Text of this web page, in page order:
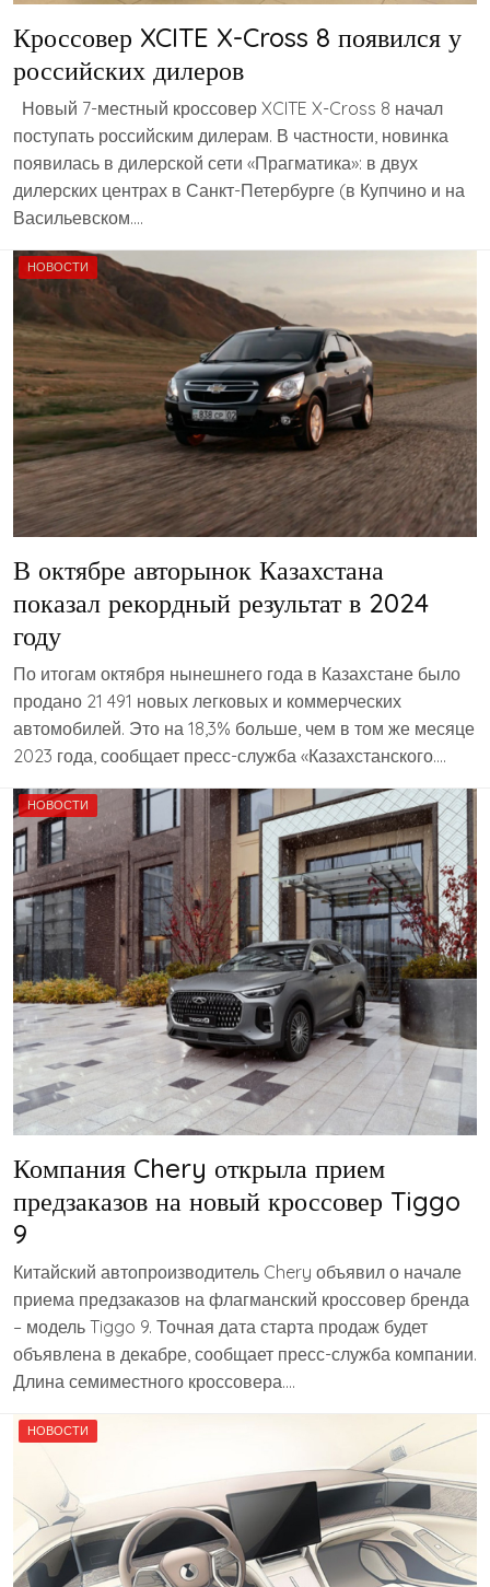
Кроссовер XCITE X-Cross 8 появился у
российских дилеров
Новый 7-местный кроссовер XCITE X-Cross 8 начал
поступать российским дилерам. В частности, новинка
появилась в дилерской сети «Прагматика»: в двух
дилерских центрах в Санкт-Петербурге (в Купчино и на
Васильевском….
НОВОСТИ
В октябре авторынок Казахстана
показал рекордный результат в 2024
году
По итогам октября нынешнего года в Казахстане было
продано 21 491 новых легковых и коммерческих
автомобилей. Это на 18,3% больше, чем в том же месяце
2023 года, сообщает пресс-служба «Казахстанского….
НОВОСТИ
Компания Chery открыла прием
предзаказов на новый кроссовер Tiggo
9
Китайский автопроизводитель Chery объявил о начале
приема предзаказов на флагманский кроссовер бренда
– модель Tiggo 9. Точная дата старта продаж будет
объявлена в декабре, сообщает пресс-служба компании.
Длина семиместного кроссовера….
НОВОСТИ